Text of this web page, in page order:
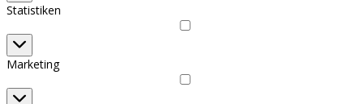
Statistiken
Statistiken
Marketing
Marketing